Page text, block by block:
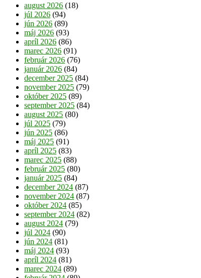
august 2026 (18)
júl 2026 (94)
jún 2026 (89)
máj 2026 (93)
apríl 2026 (86)
marec 2026 (91)
február 2026 (76)
január 2026 (84)
december 2025 (84)
november 2025 (79)
október 2025 (89)
september 2025 (84)
august 2025 (80)
júl 2025 (79)
jún 2025 (86)
máj 2025 (91)
apríl 2025 (83)
marec 2025 (88)
február 2025 (80)
január 2025 (84)
december 2024 (87)
november 2024 (87)
október 2024 (85)
september 2024 (82)
august 2024 (79)
júl 2024 (90)
jún 2024 (81)
máj 2024 (93)
apríl 2024 (81)
marec 2024 (89)